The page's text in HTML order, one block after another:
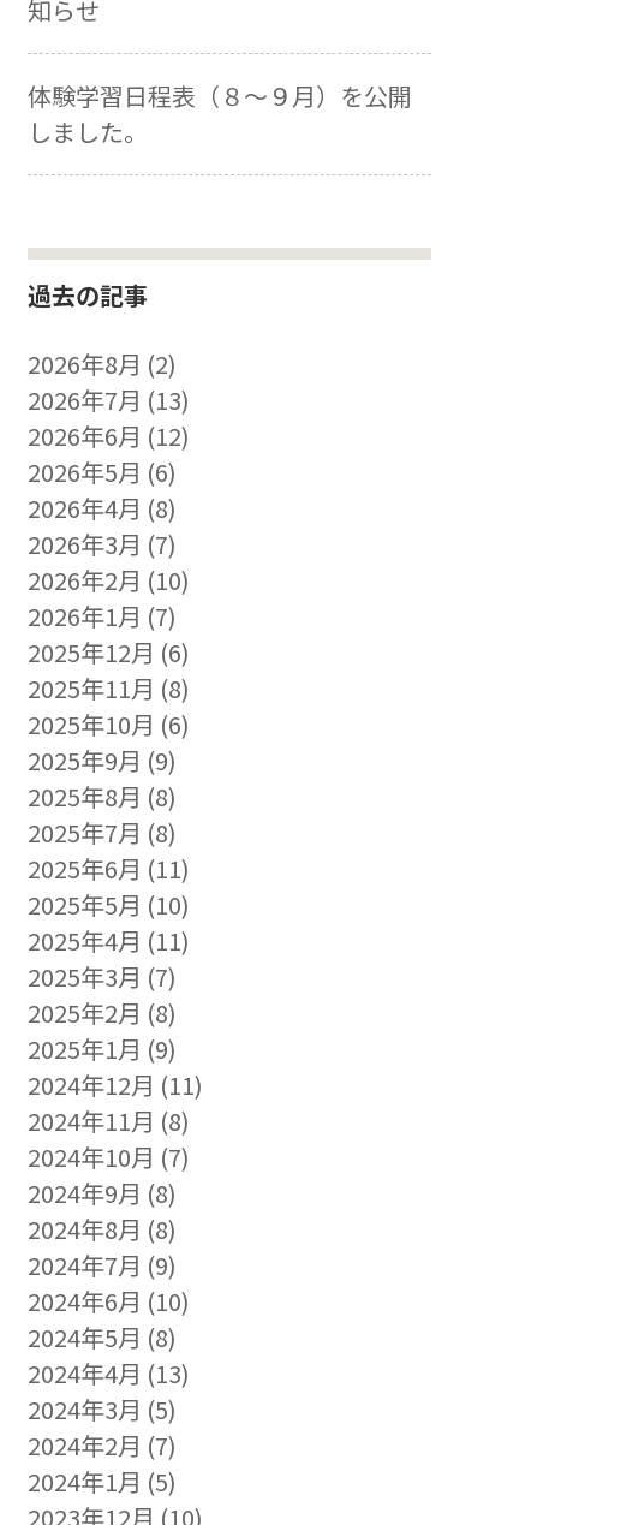
知らせ
体験学習日程表（８～９月）を公開
しました。
過去の記事
2026年8月 (2)
2026年7月 (13)
2026年6月 (12)
2026年5月 (6)
2026年4月 (8)
2026年3月 (7)
2026年2月 (10)
2026年1月 (7)
2025年12月 (6)
2025年11月 (8)
2025年10月 (6)
2025年9月 (9)
2025年8月 (8)
2025年7月 (8)
2025年6月 (11)
2025年5月 (10)
2025年4月 (11)
2025年3月 (7)
2025年2月 (8)
2025年1月 (9)
2024年12月 (11)
2024年11月 (8)
2024年10月 (7)
2024年9月 (8)
2024年8月 (8)
2024年7月 (9)
2024年6月 (10)
2024年5月 (8)
2024年4月 (13)
2024年3月 (5)
2024年2月 (7)
2024年1月 (5)
2023年12月 (10)